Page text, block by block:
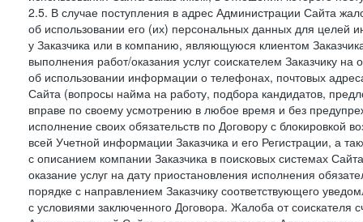
2.5. В случае поступления в адрес Администрации Сайта
об использовании его (их) персональных данных для целей
у Заказчика или в компанию, являющуюся клиентом
выполнения работ/оказания услуг соискателем Заказчику
об использовании информации о телефонах, почтовых
Сайта (вопросы найма на работу, подбора кандидатов,
вправе по своему усмотрению в любое время и без
исполнение своих обязательств по Договору с блокировкой
всей Учетной информации Заказчика и его Регистрации, а
с описанием компании Заказчика в поисковых системах
оказание услуг на дату приостановления исполнения
порядке с направлением Заказчику соответствующего
с условиями заключенного Договора. Жалоба от